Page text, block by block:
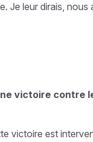
Je leur dirais,
victoire contre
victoire est